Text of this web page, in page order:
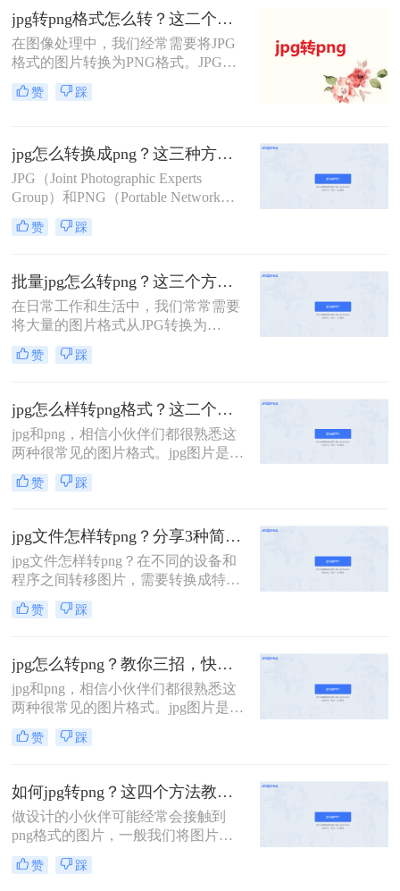
文将介绍三种将JPG转换成PNG格式
的方法，帮助您轻松实现格式转换。
jpg转png格式怎么转？这二个简单方法教会你！
​在图像处理中，我们经常需要将JPG
格式的图片转换为PNG格式。JPG是
一种有损压缩格式，而PNG是无损压
缩格式，能够更好地保留图像的细
JPG到PNG的转换。那么jpg转png格
式怎么转呢？下面将为您介绍两种常
用的方法。
赞 踩
jpg怎么转换成png？这三种方法学起来！
JPG（Joint Photographic Experts
Group）和PNG（Portable Network
Graphics）是常见的图像文件格式。
尽管它们在存储图像方面有所不同，
PNG文件。本文将详细介绍jpg怎么转
换成png，并提供简单易行的步骤指
南。
赞 踩
批量jpg怎么转png？这三个方法教会你！
在日常工作和生活中，我们常常需要
将大量的图片格式从JPG转换为
PNG。PNG是一种无损压缩的位图图
形格式，具有透明度和半透明的特
原始图像质量的场景。本文将介绍几
种批量jpg怎么转png的方法。
赞 踩
jpg怎么样转png格式？这二个方法教会你！
jpg和png，相信小伙伴们都很熟悉这
两种很常见的图片格式。jpg图片是有
损压缩格式，而png是无损压缩的算
法，在一定的专业处理上都是会使用
及照片存储使用jpg就够啦！那么jpg
怎么样转png格式呢？下面就和大家
唠一唠！
赞 踩
jpg文件怎样转png？分享3种简单方法~
jpg文件怎样转png？在不同的设备和
程序之间转移图片，需要转换成特定
的格式才能够被识别和打开。我们在
上传图片的时候，网站或电子邮件等
如果网站要求上传图片的格式为
png，那么jpg文件怎样转png呢？下面
这个方法，大家可以好好看看。
赞 踩
jpg怎么转png？教你三招，快速转换！
jpg和png，相信小伙伴们都很熟悉这
两种很常见的图片格式。jpg图片是有
损压缩格式，而png是无损压缩的算
法，在一定的专业处理上都是会使用
及照片存储使用jpg就够啦！那么jpg
怎么转png呢？下面就和大家唠一
唠！
赞 踩
如何jpg转png？这四个方法教会你！
做设计的小伙伴可能经常会接触到
png格式的图片，一般我们将图片进
行抠图处理之后直接保存的就是png
格式的，这种格式图片在使用的时候
赞 踩